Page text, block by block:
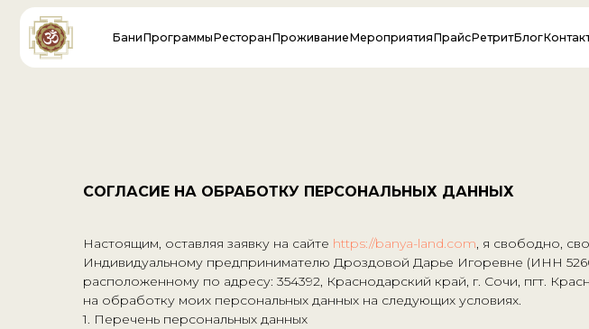
БаниПрограммыРесторанПроживаниеМероприятияПрайсРетритБлогКонтакты
СОГЛАСИЕ НА ОБРАБОТКУ ПЕРСОНАЛЬНЫХ ДАННЫХ
Настоящим, оставляя заявку на сайте https://banya-land.com, я свободно,
Индивидуальному предпринимателю Дроздовой Дарье Игоревне (ИНН
расположенному по адресу: 354392, Краснодарский край, г. Сочи, пгт.
на обработку моих персональных данных на следующих условиях.
1. Перечень персональных данных